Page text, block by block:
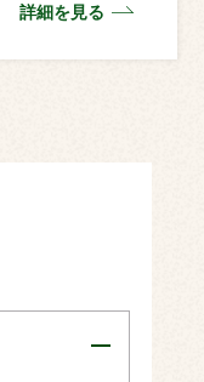
詳細を見る